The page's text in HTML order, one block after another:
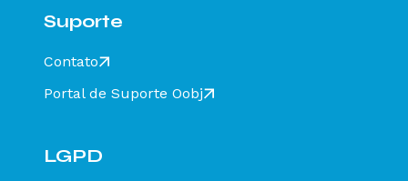
Status Destinatário Inválido
Status Falha na Assinatura
Suporte
Contato
Portal de Suporte Oobj
LGPD